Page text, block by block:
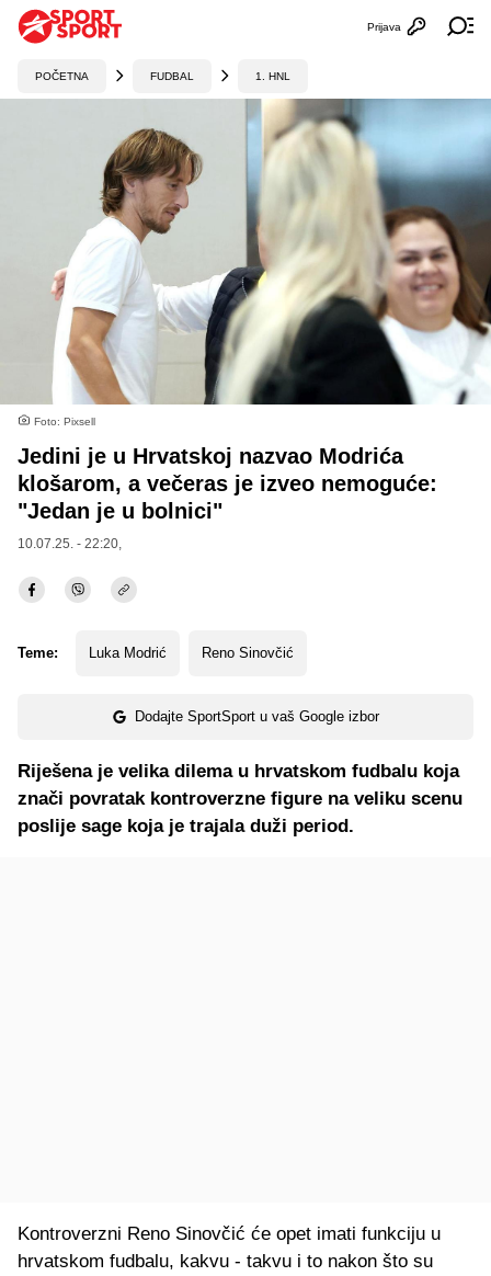
Otvori
Prijava
POČETNA FUDBAL 1. HNL
Foto: Pixsell
Jedini je u Hrvatskoj nazvao Modrića
klošarom, a večeras je izveo nemoguće:
"Jedan je u bolnici"
10.07.25. - 22:20,
Teme: Luka Modrić Reno Sinovčić
Dodajte SportSport u vaš Google izbor
Riješena je velika dilema u hrvatskom fudbalu koja
znači povratak kontroverzne figure na veliku scenu
poslije sage koja je trajala duži period.
Kontroverzni Reno Sinovčić će opet imati funkciju u
hrvatskom fudbalu, kakvu - takvu i to nakon što su